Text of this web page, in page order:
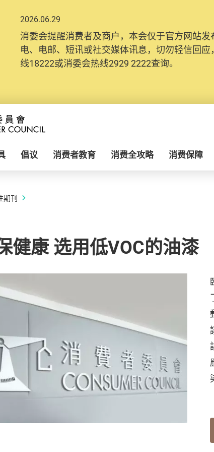
2026.06.29
消委会提醒消费者及商户，本会仅于官方网站
电、电邮、短讯或社交媒体讯息，切勿轻信回
线18222或消委会热线2929 2222查询。
2025.10.31
为提升使用者体验及网络安全，本会的投诉处
消费者需要提供基本联络资料（包括姓名、电
纪录将清晰整合于帐户中，方便日后作出跟进。
倡议 消费者教育 消费全攻略 消费保障
期刊
健康 选用低VOC的油漆